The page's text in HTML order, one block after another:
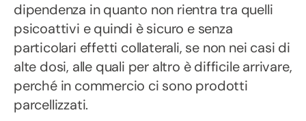
dipendenza in quanto non rientra tra quelli
psicoattivi e quindi è sicuro e senza
particolari effetti collaterali, se non nei casi di
alte dosi, alle quali per altro è difficile arrivare,
perché in commercio ci sono prodotti
parcellizzati.